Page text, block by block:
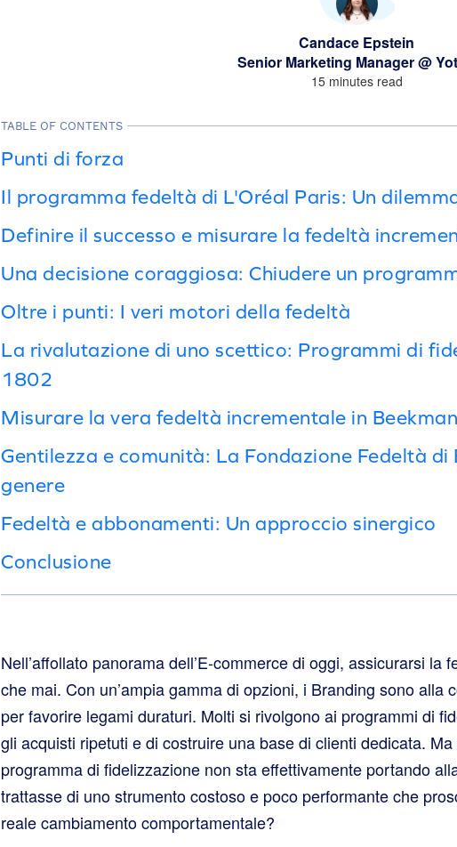
Candace Epstein
Senior Marketing Manager @
15 minutes read
TABLE OF CONTENTS
Punti di forza
Il programma fedeltà di L'Oréal Paris: Un
Definire il successo e misurare la fedeltà
Una decisione coraggiosa: Chiudere un
Oltre i punti: I veri motori della fedeltà
La rivalutazione di uno scettico: Programmi di
1802
Misurare la vera fedeltà incrementale in Beekman
Gentilezza e comunità: La Fondazione Fedeltà di
genere
Fedeltà e abbonamenti: Un approccio sinergico
Conclusione
Nell’affollato panorama dell’E-commerce di oggi, assicurarsi la
che mai. Con un’ampia gamma di opzioni, i Branding sono alla
per favorire legami duraturi. Molti si rivolgono ai programmi di
gli acquisti ripetuti e di costruire una base di clienti dedicata.
programma di fidelizzazione non sta effettivamente portando
trattasse di uno strumento costoso e poco performante che
reale cambiamento comportamentale?